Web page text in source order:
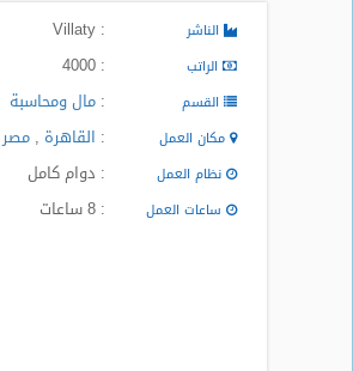
السعودية
الناشر : Villaty
الراتب : 4000
القسم :مال ومحاسبة
مكان العمل : القاهرة ,مصر
نظام العمل : دوام كامل
ساعات العمل : 8 ساعات